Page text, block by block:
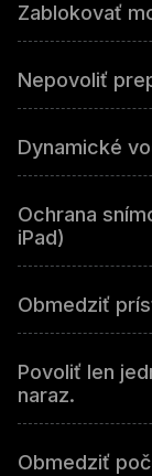
Zablokovať
Nepovoliť
Dynamické
Ochrana
iPad)
Obmedziť
Povoliť len
naraz.
Obmedziť